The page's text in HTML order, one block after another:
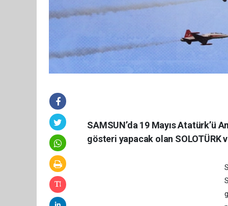
SAMSUN’da 19 Mayıs Atatürk’ü
gösteri yapacak olan SOLOTÜRK